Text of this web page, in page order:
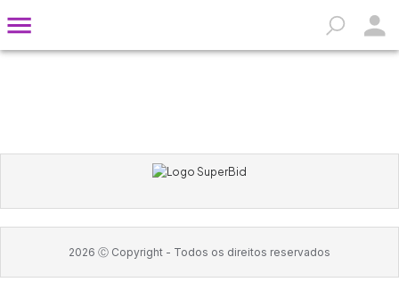
2026 Ⓒ Copyright - Todos os direitos reservados